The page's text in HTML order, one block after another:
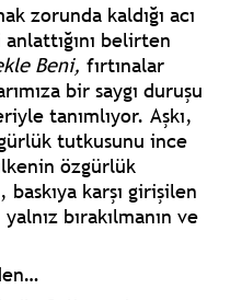
zorunda kaldığı acı
belirten
Beni, fırtınalar
bir saygı duruşu
tanımlıyor. Aşkı,
tutkusunu ince
özgürlük
karşı girişilen
bırakılmanın ve